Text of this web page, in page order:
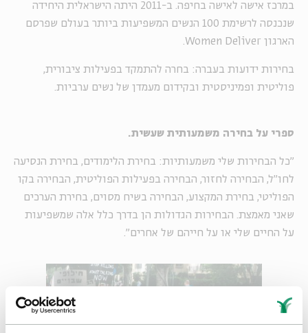
במרכז אישה לאישה בחיפה. ב-2011 היתה הישראלית היחידה
שנכנסה לרשימת 100 הנשים המשפיעות ביותר בעולם שפרסם
הארגון Women Deliver.
בחירות ידועות בעברה: בחרה להתמקד בפעילות ציבורית,
פוליטית ופמיניסטית ובקידום מעמדן של נשים ערביות.
ספרי על בחירה משמעותית שעשית.
"כל הבחירות שלי משמעותיות: בחירת הלימודים, בחירת הנסיעה
לחו"ל, הבחירה לחזור, הבחירה בפעילות הפוליטית, הבחירה בקו
הפוליטי, בחירת המקצוע, הבחירה בשיח מסוים, בחירת הערכים
שאני מאמצת. הבחירות הגדולות הן בדרך כלל אלה שמשפיעות
על החיים שלי או על חייהם של אחרים".